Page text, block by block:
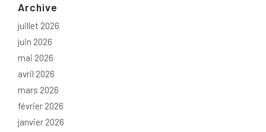
Archive
juillet 2026
juin 2026
mai 2026
avril 2026
mars 2026
février 2026
janvier 2026